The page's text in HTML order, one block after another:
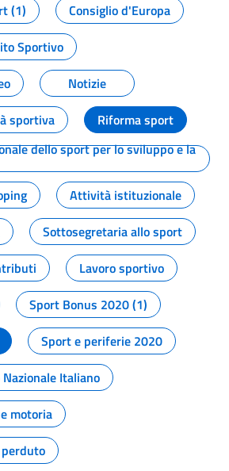
(1)
Consiglio d'Europa
Sportivo
Notizie
sportiva
Riforma sport
dello sport per lo sviluppo e la
Attività istituzionale
Sottosegretaria allo sport
Lavoro sportivo
Sport Bonus 2020 (1)
Sport e periferie 2020
Italiano
motoria